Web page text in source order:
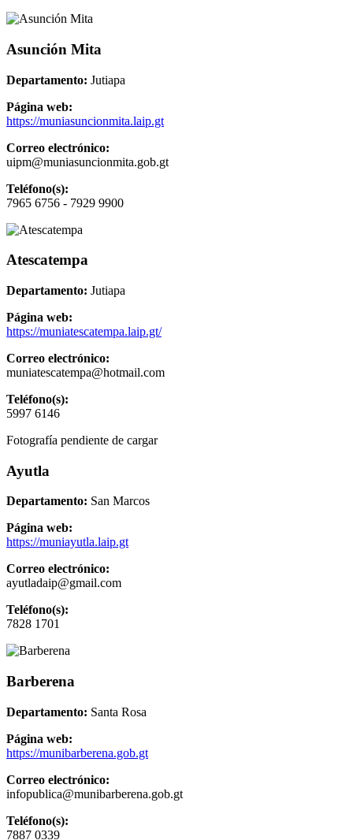
Asunción Mita
Departamento: Jutiapa
Página web:
https://muniasuncionmita.laip.gt
Correo electrónico:
uipm@muniasuncionmita.gob.gt
Teléfono(s):
7965 6756 - 7929 9900
Atescatempa
Departamento: Jutiapa
Página web:
https://muniatescatempa.laip.gt/
Correo electrónico:
muniatescatempa@hotmail.com
Teléfono(s):
5997 6146
Fotografía pendiente de cargar
Ayutla
Departamento: San Marcos
Página web:
https://muniayutla.laip.gt
Correo electrónico:
ayutladaip@gmail.com
Teléfono(s):
7828 1701
Barberena
Departamento: Santa Rosa
Página web:
https://munibarberena.gob.gt
Correo electrónico:
infopublica@munibarberena.gob.gt
Teléfono(s):
7887 0339